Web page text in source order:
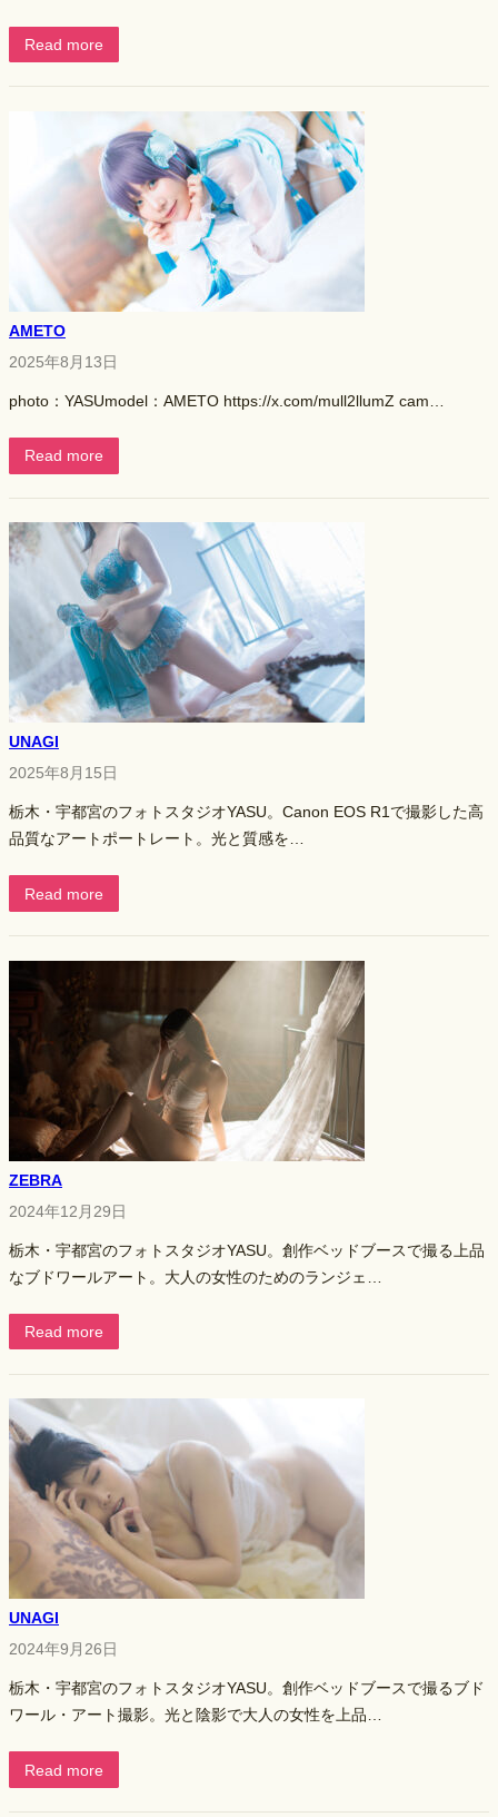
Read more
AMETO
2025年8月13日
photo：YASUmodel：AMETO https://x.com/mull2llumZ cam…
Read more
UNAGI
2025年8月15日
栃木・宇都宮のフォトスタジオYASU。Canon EOS R1で撮影した高
品質なアートポートレート。光と質感を…
Read more
ZEBRA
2024年12月29日
栃木・宇都宮のフォトスタジオYASU。創作ベッドブースで撮る上品
なブドワールアート。大人の女性のためのランジェ…
Read more
UNAGI
2024年9月26日
栃木・宇都宮のフォトスタジオYASU。創作ベッドブースで撮るブド
ワール・アート撮影。光と陰影で大人の女性を上品…
Read more